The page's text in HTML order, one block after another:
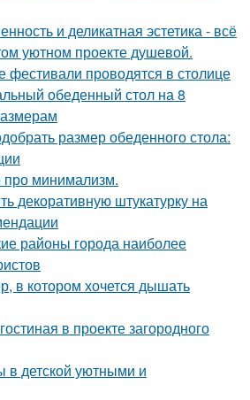
и деликатная эстетика - всё
уютном проекте душевой.
фестивали проводятся в столице
обеденный стол на 8
размер обеденного стола:
про минимализм.
декоративную штукатурку на
районы города наиболее
в котором хочется дышать
в проекте загородного
в детской уютными и